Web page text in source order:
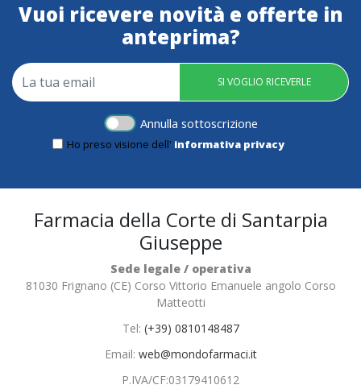
Vuoi ricevere novità e offerte in
anteprima?
SI VOGLIO RICEVERLE
Ho preso visione dell' informativa privacy
Annulla sottoscrizione
Farmacia della Corte di Santarpia
Giuseppe
Sede legale / operativa
81030 Frignano (CE) Corso Vittorio Emanuele angolo Corso
Matteotti
Tel: (+39) 0810148487
Email: web@mondofarmaci.it
P.IVA/CF:03179410612